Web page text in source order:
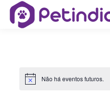
Não há eventos futuros.